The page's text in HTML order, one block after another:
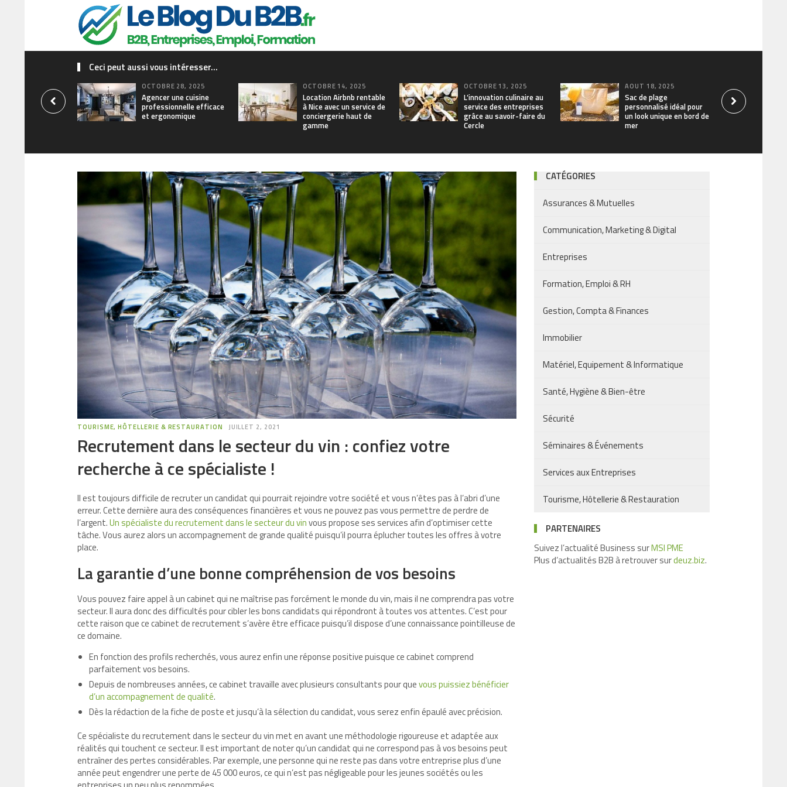
Ceci peut aussi vous intéresser...
OCTOBRE 28, 2025
Agencer une cuisine
professionnelle efficace
et ergonomique
OCTOBRE 14, 2025
Location Airbnb rentable
à Nice avec un service de
conciergerie haut de
gamme
OCTOBRE 13, 2025
L’innovation culinaire au
service des entreprises
grâce au savoir-faire du
Cercle
AOÛT 18, 2025
Sac de plage
personnalisé idéal pour
un look unique en bord de
mer
TOURISME, HÔTELLERIE & RESTAURATION JUILLET 2, 2021
Recrutement dans le secteur du vin : confiez votre
recherche à ce spécialiste !
Il est toujours difficile de recruter un candidat qui pourrait rejoindre votre société et vous n’êtes pas à l’abri d’une
erreur. Cette dernière aura des conséquences financières et vous ne pouvez pas vous permettre de perdre de
l’argent.Un spécialiste du recrutement dans le secteur du vinvous propose ses services afin d’optimiser cette
tâche. Vous aurez alors un accompagnement de grande qualité puisqu’il pourra éplucher toutes les offres à votre
place.
La garantie d’une bonne compréhension de vos besoins
Vous pouvez faire appel à un cabinet qui ne maîtrise pas forcément le monde du vin, mais il ne comprendra pas votre
secteur. Il aura donc des difficultés pour cibler les bons candidats qui répondront à toutes vos attentes. C’est pour
cette raison que ce cabinet de recrutement s’avère être efficace puisqu’il dispose d’une connaissance pointilleuse de
ce domaine.
En fonction des profils recherchés, vous aurez enfin une réponse positive puisque ce cabinet comprend
parfaitement vos besoins.
Depuis de nombreuses années, ce cabinet travaille avec plusieurs consultants pour quevous puissiez bénéficier
d’un accompagnement de qualité.
Dès la rédaction de la fiche de poste et jusqu’à la sélection du candidat, vous serez enfin épaulé avec précision.
Ce spécialiste du recrutement dans le secteur du vin met en avant une méthodologie rigoureuse et adaptée aux
réalités qui touchent ce secteur. Il est important de noter qu’un candidat qui ne correspond pas à vos besoins peut
entraîner des pertes considérables. Par exemple, une personne qui ne reste pas dans votre entreprise plus d’une
année peut engendrer une perte de 45 000 euros, ce qui n’est pas négligeable pour les jeunes sociétés ou les
CATÉGORIES
Assurances & Mutuelles
Communication, Marketing & Digital
Entreprises
Formation, Emploi & RH
Gestion, Compta & Finances
Immobilier
Matériel, Equipement & Informatique
Santé, Hygiène & Bien-être
Sécurité
Séminaires & Événements
Services aux Entreprises
Tourisme, Hôtellerie & Restauration
PARTENAIRES
Suivez l’actualité Business surMSI PME
Plus d’actualités B2B à retrouver surdeuz.biz.